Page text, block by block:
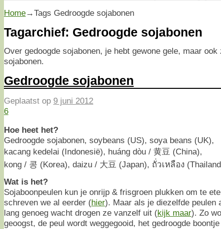
Home→Tags Gedroogde sojabonen
Tagarchief: Gedroogde sojabonen
Over gedoogde sojabonen, je hebt gewone gele, maar ook
sojabonen.
Gedroogde sojabonen
Geplaatst op 9 juni 2012
6
Hoe heet het?
Gedroogde sojabonen, soybeans (US), soya beans (UK),
kacang kedelai (Indonesië), huáng dòu / 黄豆 (China),
kong / 콩 (Korea), daizu / 大豆 (Japan), ถั่วเหลือง
Wat is het?
Sojaboonpeulen kun je onrijp & frisgroen plukken om te
schreven we al eerder (hier). Maar als je diezelfde peulen
lang genoeg wacht drogen ze vanzelf uit (kijk maar). Zo
geoogst, de peul wordt weggegooid, het gedroogde